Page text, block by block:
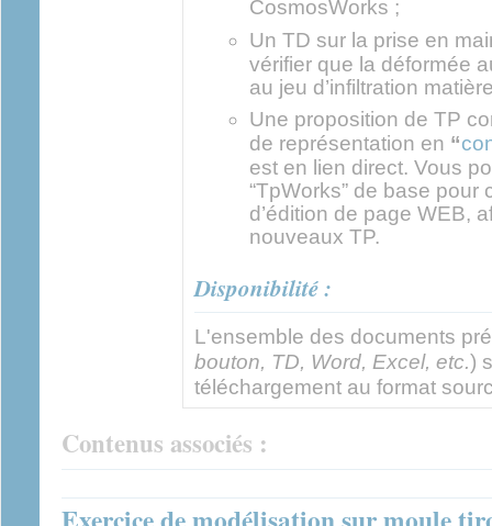
CosmosWorks ;
Un TD sur la prise en
vérifier que la déformée
au jeu d’infiltration
Une proposition de TP
de représentation en “
est en lien direct. Vous
“TpWorks” de base
d’édition de page WEB,
nouveaux TP.
Disponibilité :
L'ensemble des documents
bouton, TD, Word, Excel, etc.)
téléchargement au format
Contenus associés :